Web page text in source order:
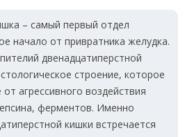
– самый первый отдел
начало от привратника желудка.
двенадцатиперстной
строение, которое
агрессивного воздействия
ферментов. Именно
кишки встречается